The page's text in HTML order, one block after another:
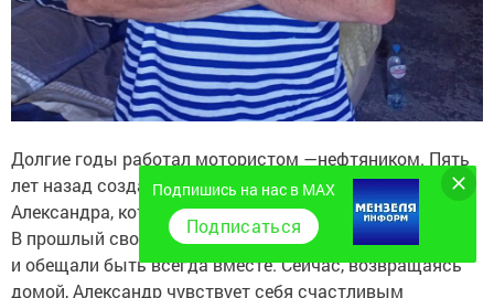
Долгие годы работал мотористом —нефтяником. Пять
лет назад создал семью с девушкой по имени
Александра, которая стала его опорой и поддержкой.
В прошлый свой отпуск молодые люди обвенчались
и обещали быть всегда вместе. Сейчас, возвращаясь
домой, Александр чувствует себя счастливым
Подпишись на нас в MAX
Подписаться